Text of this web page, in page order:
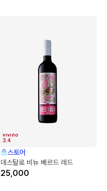
3.4
스토어
데스탈로 비뉴 베르드 레드
25,000